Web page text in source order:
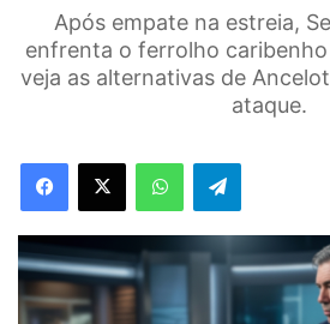
Após empate na estreia,
enfrenta o ferrolho
veja as alternativas de
ataque.